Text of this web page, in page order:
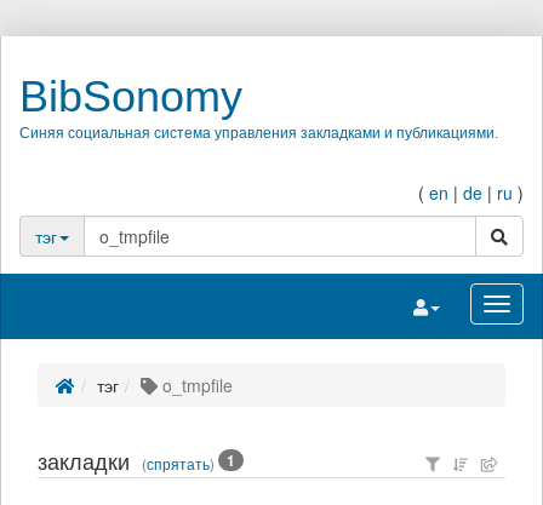
BibSonomy
Синяя социальная система управления закладками и публикациями.
( en | de | ru )
тэг
поиск
Переключить
тэг o_tmpfile
закладки (спрятать) 1